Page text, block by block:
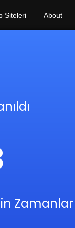
Siteleri About
Zamanlar